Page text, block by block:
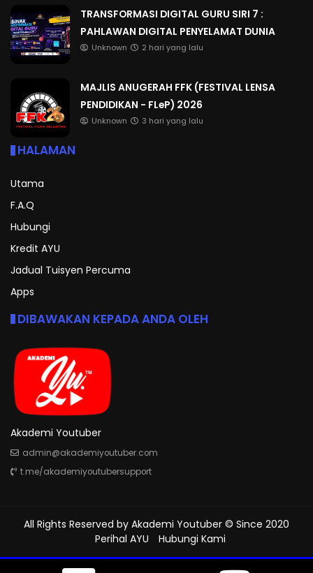
TRANSFORMASI DIGITAL GURU SIRI 7 :
PAHLAWAN DIGITAL PENYELAMAT DUNIA
Unknown 2 hari yang lalu
MAJLIS ANUGERAH FFK (FESTIVAL LENSA
PENDIDIKAN - FLeP) 2026
Unknown 3 hari yang lalu
HALAMAN
Utama
F.A.Q
Hubungi
Kredit AYU
Jadual Tuisyen Percuma
Apps
DIBAWAKAN KEPADA ANDA OLEH
Akademi Youtuber
admin@akademiyoutuber.com
t.me/akademiyoutubersupport
All Rights Reserved by Akademi Youtuber © Since 2020
Perihal AYU
Hubungi Kami